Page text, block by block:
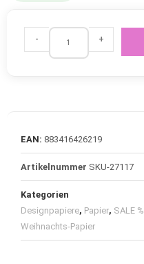
- +
EAN: 883416426219
Artikelnummer SKU-27117
Kategorien
Designpapiere, Papier, SALE %
Weihnachts-Papier